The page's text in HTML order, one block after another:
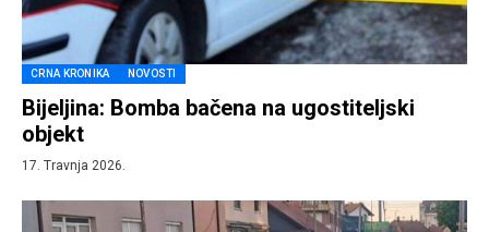
CRNA KRONIKA NOVOSTI
Bijeljina: Bomba bačena na ugostiteljski
objekt
17. Travnja 2026.